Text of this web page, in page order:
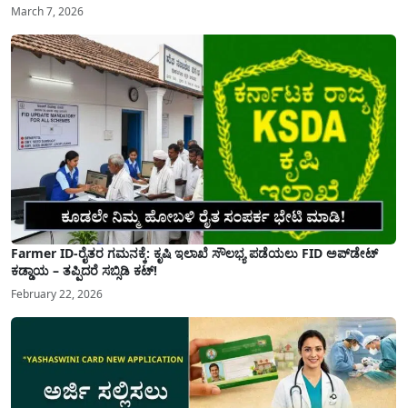
March 7, 2026
Farmer ID-ರೈತರ ಗಮನಕ್ಕೆ: ಕೃಷಿ ಇಲಾಖೆ ಸೌಲಭ್ಯ ಪಡೆಯಲು FID ಅಪ್‌ಡೇಟ್
ಕಡ್ಡಾಯ – ತಪ್ಪಿದರೆ ಸಬ್ಸಿಡಿ ಕಟ್!
February 22, 2026